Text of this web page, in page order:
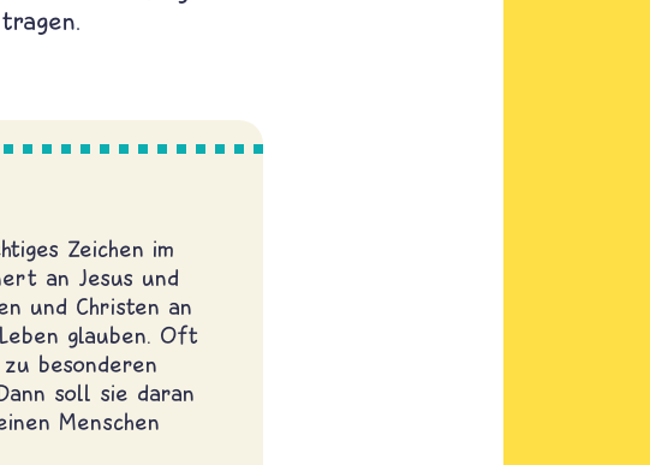
Zeichen im
an Jesus und
und Christen an
glauben. Oft
besonderen
soll sie daran
Menschen